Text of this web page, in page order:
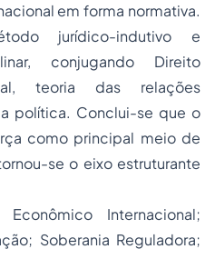
em forma normativa.
jurídico-indutivo e
conjugando Direito
teoria das relações
política. Conclui-se que o
como principal meio de
se o eixo estruturante
Internacional;
Soberania Reguladora;